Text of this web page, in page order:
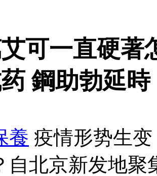
可一直硬著
鋼助勃延時
養 疫情形势生
自北京新发地聚